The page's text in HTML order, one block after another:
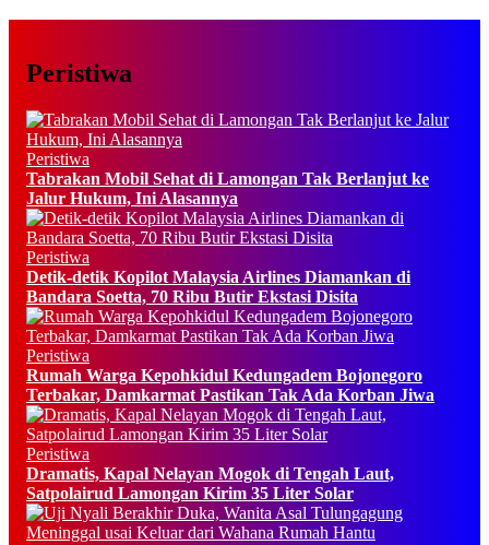
Peristiwa
Peristiwa
Tabrakan Mobil Sehat di Lamongan Tak Berlanjut ke
Jalur Hukum, Ini Alasannya
Peristiwa
Detik-detik Kopilot Malaysia Airlines Diamankan di
Bandara Soetta, 70 Ribu Butir Ekstasi Disita
Peristiwa
Rumah Warga Kepohkidul Kedungadem Bojonegoro
Terbakar, Damkarmat Pastikan Tak Ada Korban Jiwa
Peristiwa
Dramatis, Kapal Nelayan Mogok di Tengah Laut,
Satpolairud Lamongan Kirim 35 Liter Solar